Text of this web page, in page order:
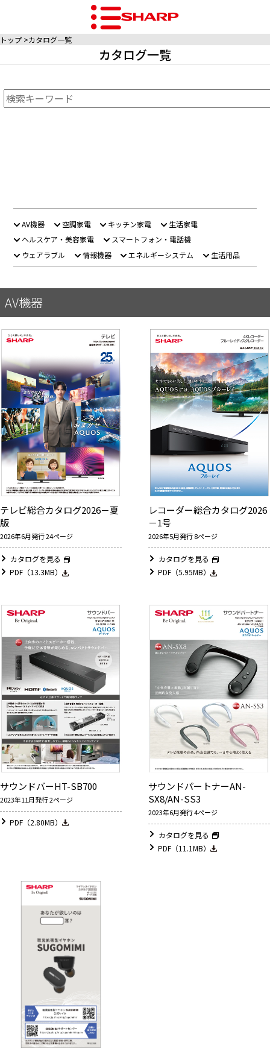
トップ カタログ一覧
カタログ一覧
AV機器 空調家電 キッチン家電
生活家電
ヘルスケア・美容家電
スマートフォン・電話機
ウェアラブル
情報機器 エネルギーシステム 生活用品
AV機器
テレビ総合カタログ2026－夏
版
2026年6月発行 24ページ
カタログを見る
PDF（13.3MB）
レコーダー総合カタログ2026
－1号
2026年5月発行 8ページ
カタログを見る
PDF（5.95MB）
サウンドバーHT-SB700
2023年11月発行 2ページ
PDF（2.80MB）
サウンドパートナーAN-
SX8/AN-SS3
2023年6月発行 4ページ
カタログを見る
PDF（11.1MB）